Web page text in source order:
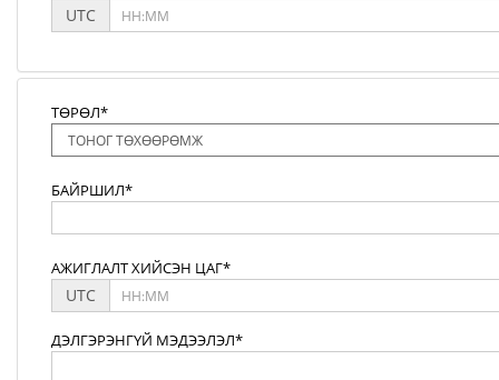
UTC
ТӨРӨЛ*
БАЙРШИЛ*
АЖИГЛАЛТ ХИЙСЭН ЦАГ*
UTC
ДЭЛГЭРЭНГҮЙ МЭДЭЭЛЭЛ*